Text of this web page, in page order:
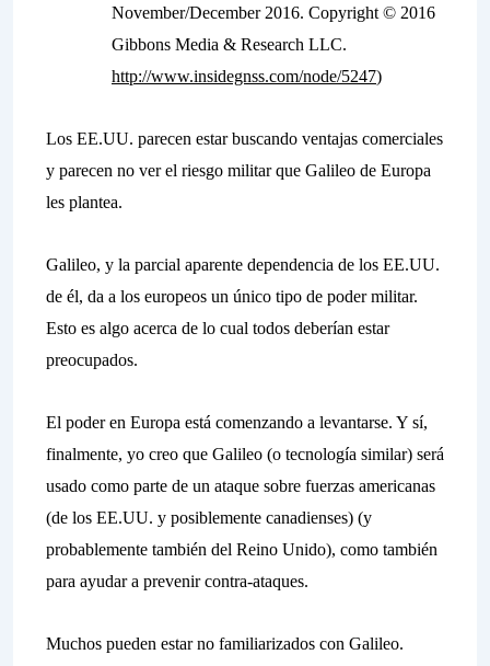
November/December 2016. Copyright © 2016
Gibbons Media & Research LLC.
http://www.insidegnss.com/node/5247)
Los EE.UU. parecen estar buscando ventajas comerciales
y parecen no ver el riesgo militar que Galileo de Europa
les plantea.
Galileo, y la parcial aparente dependencia de los EE.UU.
de él, da a los europeos un único tipo de poder militar.
Esto es algo acerca de lo cual todos deberían estar
preocupados.
El poder en Europa está comenzando a levantarse. Y sí,
finalmente, yo creo que Galileo (o tecnología similar) será
usado como parte de un ataque sobre fuerzas americanas
(de los EE.UU. y posiblemente canadienses) (y
probablemente también del Reino Unido), como también
para ayudar a prevenir contra-ataques.
Muchos pueden estar no familiarizados con Galileo.